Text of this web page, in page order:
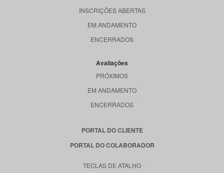
INSCRIÇÕES ABERTAS
EM ANDAMENTO
ENCERRADOS
Avaliações
PRÓXIMOS
EM ANDAMENTO
ENCERRADOS
PORTAL DO CLIENTE
PORTAL DO COLABORADOR
TECLAS DE ATALHO